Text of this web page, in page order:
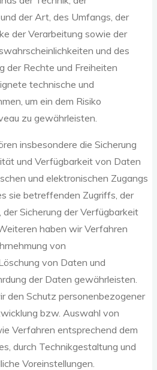
der Art, des Umfangs, der
der Verarbeitung sowie der
und des
der Rechte und Freiheiten
technische und
um ein dem Risiko
zu gewährleisten.
insbesondere die Sicherung
und Verfügbarkeit von Daten
und elektronischen Zugangs
sie betreffenden Zugriffs, der
Sicherung der Verfügbarkeit
haben wir Verfahren
von
von Daten und
der Daten gewährleisten.
den Schutz personenbezogener
bzw. Auswahl von
Verfahren entsprechend dem
durch Technikgestaltung und
Voreinstellungen.